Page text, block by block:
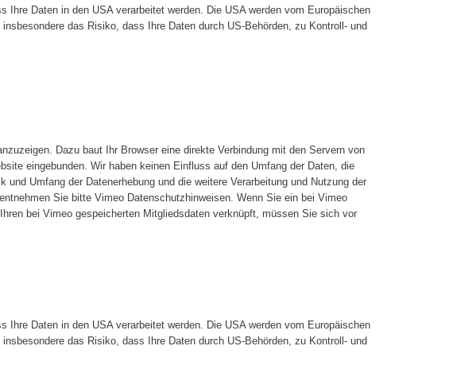
Daten in den USA verarbeitet werden. Die USA werden vom Europäischen
das Risiko, dass Ihre Daten durch US-Behörden, zu Kontroll- und
Dazu baut Ihr Browser eine direkte Verbindung mit den Servern von
eingebunden. Wir haben keinen Einfluss auf den Umfang der Daten, die
Umfang der Datenerhebung und die weitere Verarbeitung und Nutzung der
Sie bitte Vimeo Datenschutzhinweisen. Wenn Sie ein bei Vimeo
bei Vimeo gespeicherten Mitgliedsdaten verknüpft, müssen Sie sich vor
Daten in den USA verarbeitet werden. Die USA werden vom Europäischen
das Risiko, dass Ihre Daten durch US-Behörden, zu Kontroll- und